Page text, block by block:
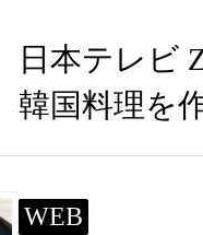
日本テレビ
韓国料理を
WEB